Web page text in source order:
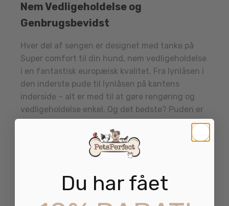
Nem Vedligeholdelse og
Genbrugsbevidst
Hver del af sengen er designet med tanke på
Super comfort til din hund, nem vedligeholdelse
i en fantastisk europæisk kvalitet. Fra lynlåsen i
den inderste pude til lynlåsen på kantens
inderside – alt er med til at gøre rengøring og
vedligeholdelse enkel. Og det bedste? Puden er
produceret i Holland, og fiberfyldet er lavet af
genbrugsplastik flasker. God for miljøet og
perfekt for din hund!
hundeseng. Den kombinerer funktionalitet med
Du har fået